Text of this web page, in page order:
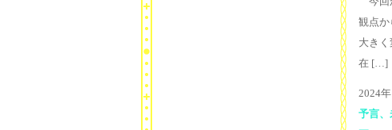
観点か
大き
在 […]
2024
予言、